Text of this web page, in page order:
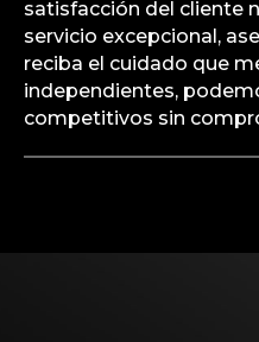
satisfacción del cliente
servicio excepcional,
reciba el cuidado que
independientes,
competitivos sin